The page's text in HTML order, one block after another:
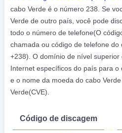
cabo Verde é o número 238. Se
Verde de outro país, você pode
todo o número de telefone(O
chamada ou código de telefone do
+238). O domínio de nível
Internet específicos do país para o
e o nome da moeda do cabo
Verde(CVE).
Código de discagem